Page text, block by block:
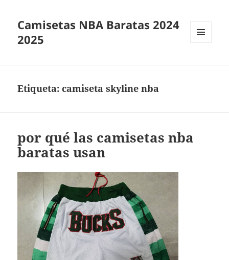
Camisetas NBA Baratas 2024
2025
Etiqueta:camiseta skyline nba
por qué las camisetas nba
baratas usan